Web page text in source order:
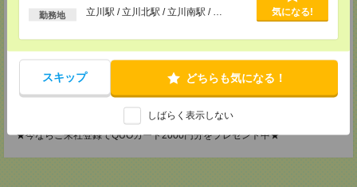
以上
勤務地 立川駅 / 立川北駅 / 立川南駅 / … 気になる!
スキップ どちらも気になる！
しばらく表示しない
神奈川県横浜市保土ケ谷区神戸町134 横浜ビジネスパークサウスタワー
2F B区画
TEL：0120-901-799
MAIL：tenshoku@nikken-ts.jp
★今ならご来社登録でQUOカード2000円分をプレゼント中★